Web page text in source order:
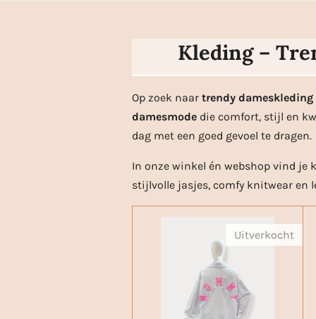
Kleding –
Op zoek naar trendy dameskleding
damesmode die comfort, stijl en
dag met een goed gevoel te dragen.
In onze winkel én webshop vind je
stijlvolle jasjes, comfy knitwear en
Uitverkocht